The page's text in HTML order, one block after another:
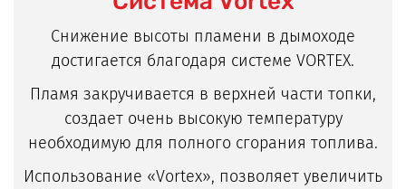
Снижение высоты пламени в дымоходе
достигается благодаря системе VORTEX.
Пламя закручивается в верхней части топки,
создает очень высокую температуру
необходимую для полного сгорания топлива.
Использование «Vortex», позволяет увеличить